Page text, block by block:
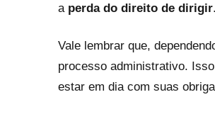
a perda do direito de dirigir.
Vale lembrar que,
processo administrativo.
estar em dia com suas